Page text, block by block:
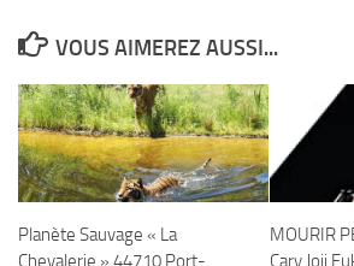
VOUS AIMEREZ AUSSI...
Planète Sauvage « La
Chevalerie » 44710 Port-
MOURIR
Cary Joji